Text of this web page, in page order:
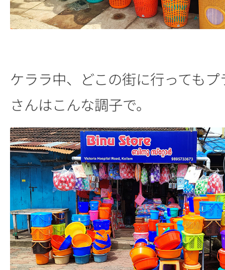
ケララ中、どこの街に行っても
さんはこんな調子で。